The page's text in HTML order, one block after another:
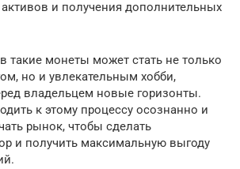
и получения дополнительных
такие монеты может стать не только
но и увлекательным хобби,
владельцем новые горизонты.
к этому процессу осознанно и
рынок, чтобы сделать
и получить максимальную выгоду